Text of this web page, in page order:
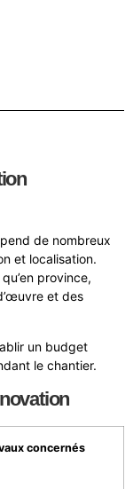
de nombreux
et localisation.
province,
et des
un budget
le chantier.
concernés